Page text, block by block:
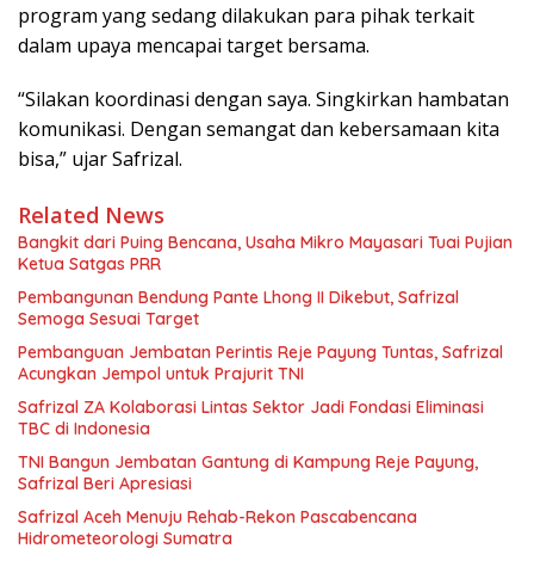
program yang sedang dilakukan para pihak terkait
dalam upaya mencapai target bersama.
“Silakan koordinasi dengan saya. Singkirkan hambatan
komunikasi. Dengan semangat dan kebersamaan kita
bisa,” ujar Safrizal.
Related News
Bangkit dari Puing Bencana, Usaha Mikro Mayasari Tuai Pujian
Ketua Satgas PRR
Pembangunan Bendung Pante Lhong II Dikebut, Safrizal
Semoga Sesuai Target
Pembanguan Jembatan Perintis Reje Payung Tuntas, Safrizal
Acungkan Jempol untuk Prajurit TNI
Safrizal ZA Kolaborasi Lintas Sektor Jadi Fondasi Eliminasi
TBC di Indonesia
TNI Bangun Jembatan Gantung di Kampung Reje Payung,
Safrizal Beri Apresiasi
Safrizal Aceh Menuju Rehab-Rekon Pascabencana
Hidrometeorologi Sumatra